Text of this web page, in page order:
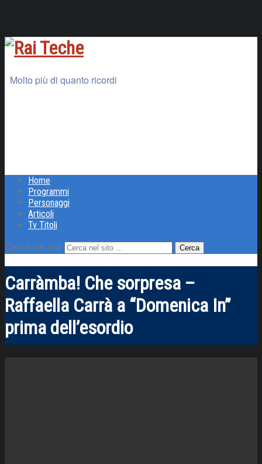
Molto più di quanto ricordi
Home
Programmi
Personaggi
Articoli
Tv Titoli
Cerca nel sito
Carràmba! Che sorpresa –
Raffaella Carrà a “Domenica In”
prima dell’esordio